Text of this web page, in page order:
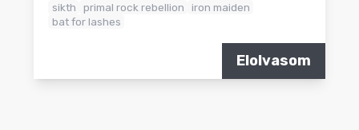
sikth primal rock rebellion
iron maiden
bat for lashes
Elolvasom